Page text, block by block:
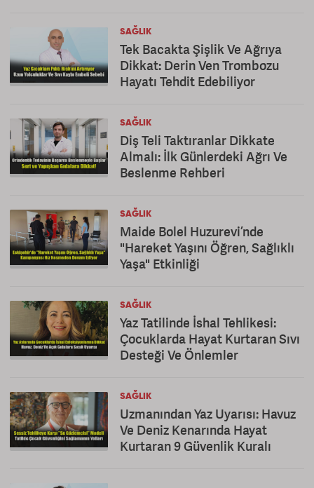
SAĞLIK
Tek Bacakta Şişlik Ve Ağrıya
Dikkat: Derin Ven Trombozu
Hayatı Tehdit Edebiliyor
SAĞLIK
Diş Teli Taktıranlar Dikkate
Almalı: İlk Günlerdeki Ağrı Ve
Beslenme Rehberi
SAĞLIK
Maide Bolel Huzurevi’nde
"Hareket Yaşını Öğren, Sağlıklı
Yaşa" Etkinliği
SAĞLIK
Yaz Tatilinde İshal Tehlikesi:
Çocuklarda Hayat Kurtaran Sıvı
Desteği Ve Önlemler
SAĞLIK
Uzmanından Yaz Uyarısı: Havuz
Ve Deniz Kenarında Hayat
Kurtaran 9 Güvenlik Kuralı